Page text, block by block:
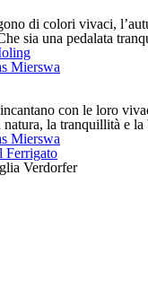
di colori vivaci,
sia una pedalata
con le loro
la tranquillità e
Verdorfer